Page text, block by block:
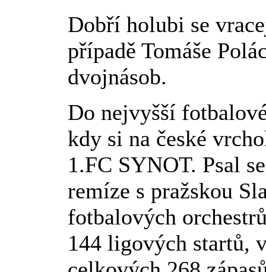
Dobří holubi se
případě Tomáše
dvojnásob.
Do nejvyšší
kdy si na české
1.FC SYNOT. Psal
remíze s pražskou
fotbalových
144 ligových startů,